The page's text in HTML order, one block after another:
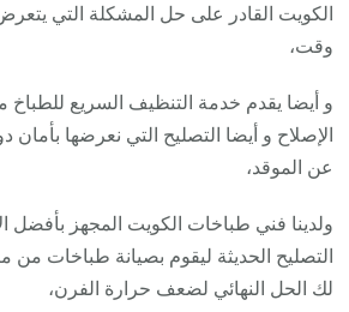
الكويت القادر على حل المشكلة التي
وقت،
و أيضا يقدم خدمة التنظيف السريع للطباخ
الإصلاح و أيضا التصليح التي نعرضها بأمان
عن الموقد،
ولدينا فني طباخات الكويت المجهز بأفضل
التصليح الحديثة ليقوم بصيانة طباخات من
لك الحل النهائي لضعف حرارة الفرن،